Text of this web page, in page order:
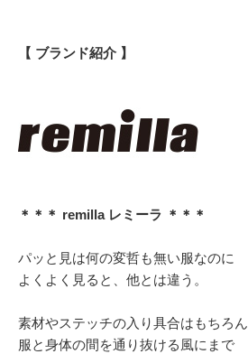
【 ブランド紹介 】
＊＊＊ remilla レミーラ ＊＊＊
パッと見は何の変哲も無い服なのに
よくよく見ると、他とは違う。
素材やステッチの入り具合はもちろん
服と身体の間を通り抜ける風にまで